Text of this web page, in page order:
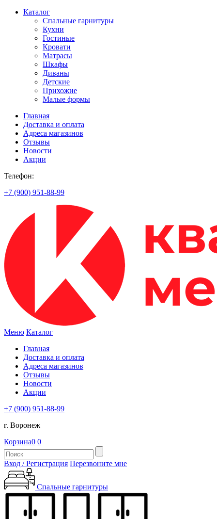
Каталог
Спальные гарнитуры
Кухни
Гостиные
Кровати
Матрасы
Шкафы
Диваны
Детские
Прихожие
Малые формы
Главная
Доставка и оплата
Адреса магазинов
Отзывы
Новости
Акции
Телефон:
+7 (900) 951-88-99
Меню Каталог
Главная
Доставка и оплата
Адреса магазинов
Отзывы
Новости
Акции
+7 (900) 951-88-99
г. Воронеж
Корзина0 0
Вход / Регистрация Перезвоните мне
Спальные гарнитуры